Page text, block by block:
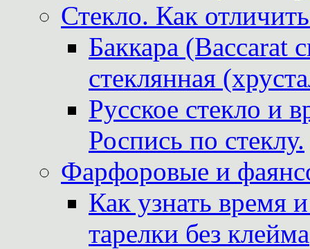
Стекло. Как
Баккара (Baccarat
стеклянная
Русское стекло и
Роспись по стеклу.
Фарфоровые и
Как узнать время
тарелки без клейма